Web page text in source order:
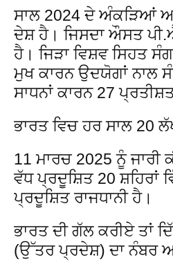
ਸਾਲ 2024 ਦੇ ਅੰਕੜਿਆਂ
ਦੇਸ਼ ਹੈ। ਜਿਸਦਾ ਔਸਤ
ਹੈ। ਜਿੜਾ ਵਿਸ਼ਵ ਸਿਹਤ
ਮੁਖ ਕਾਰਨ ਉਦਯੋਗਾਂ ਨਾਲ
ਸਾਧਨਾਂ ਕਾਰਨ 27
ਭਾਰਤ ਵਿਚ ਹਰ ਸਾਲ 20
11 ਮਾਰਚ 2025 ਨੂੰ
ਵੱਧ ਪ੍ਰਦੂਸ਼ਿਤ 20 ਸ਼ਹਿਰਾਂ
ਪ੍ਰਦੂਸ਼ਿਤ ਰਾਜਧਾਨੀ ਹੈ।
ਭਾਰਤ ਦੀ ਗੱਲ ਕਰੀਏ ਤਾਂ
(ਉੱਤਰ ਪ੍ਰਦੇਸ਼) ਦਾ ਨੰਬਰ